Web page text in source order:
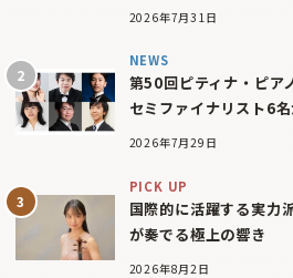
2026年7月31日
NEWS
第50回ピティナ・ピア
セミファイナリスト6
2026年7月29日
PICK UP
国際的に活躍する実力
が奏でる極上の響き
2026年8月2日